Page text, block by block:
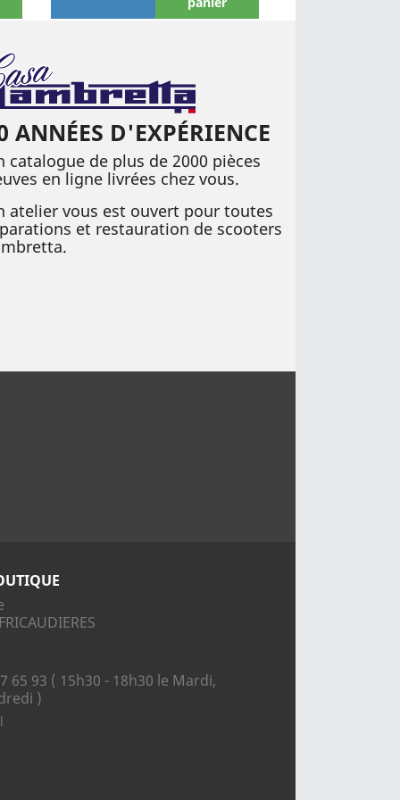
ANNÉES D'EXPÉRIENCE
catalogue de plus de 2000 pièces
en ligne livrées chez vous.
atelier vous est ouvert pour toutes
et restauration de scooters
65 93 ( 15h30 - 18h30 le Mardi,
)